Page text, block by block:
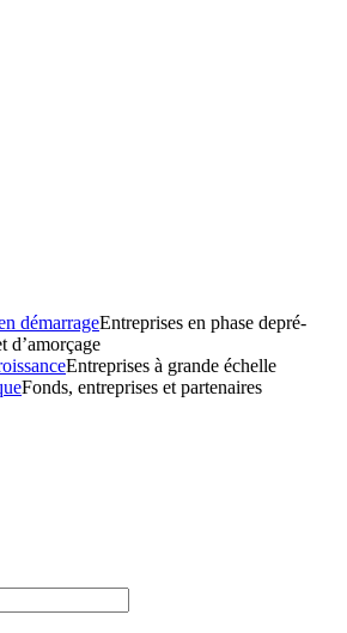
démarrageEntreprises en phase depré-
d’amorçage
Entreprises à grande échelle
Fonds, entreprises et partenaires